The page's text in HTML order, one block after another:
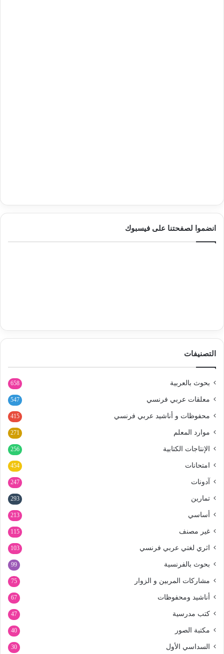
انضموا لصفحتنا على فيسبوك
التصنيفات
بحوث بالعربية 658
معلقات عربي فرنسي 547
محفوظات و أناشيد عربي فرنسي 415
موارد المعلم 271
الإنتاجات الكتابية 256
امتحانات 454
آدونات 247
تمارين 293
أساسي 213
غير مصنف 115
اثري لغتي عربي فرنسي 103
بحوث بالفرنسية 99
مشاركات المربين و الزوار 75
أناشيد ومحفوظات 67
كتب مدرسية 47
مكتبة الصور 40
السداسي الأول 30